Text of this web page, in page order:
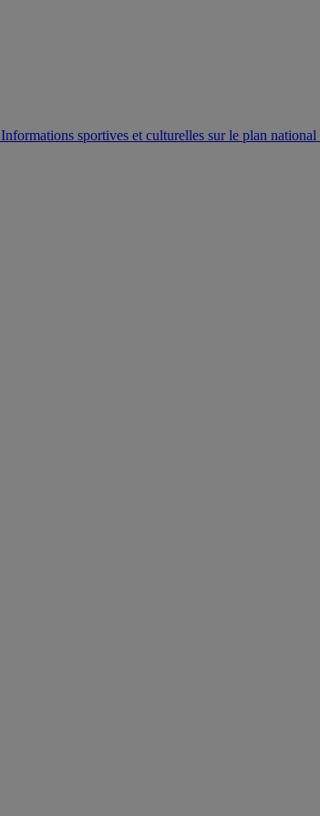
Informations sportives et culturelles sur le plan